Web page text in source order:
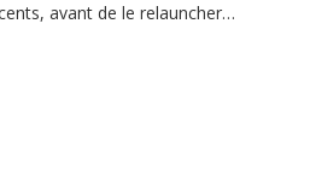
avant de le relauncher…